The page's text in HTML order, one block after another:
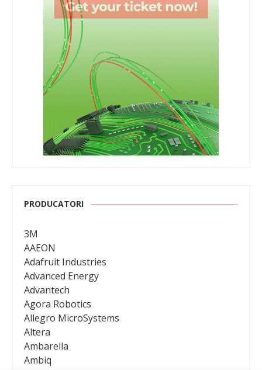
PRODUCATORI
3M
AAEON
Adafruit Industries
Advanced Energy
Advantech
Agora Robotics
Allegro MicroSystems
Altera
Ambarella
Ambiq